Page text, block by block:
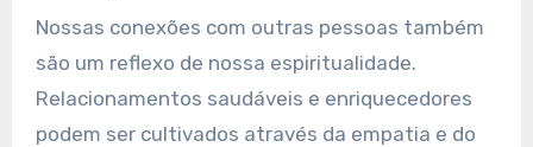
Nossas conexões com outras pessoas também
são um reflexo de nossa espiritualidade.
Relacionamentos saudáveis e enriquecedores
podem ser cultivados através da empatia e do